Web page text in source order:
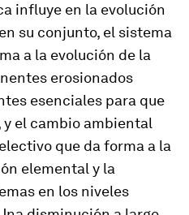
influye en la evolución
su conjunto, el sistema
a la evolución de la
erosionados
esenciales para que
el cambio ambiental
que da forma a la
elemental y la
en los niveles